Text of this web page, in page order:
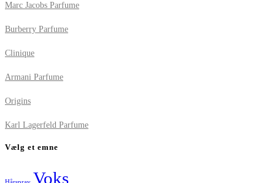
Marc Jacobs Parfume
Burberry Parfume
Clinique
Armani Parfume
Origins
Karl Lagerfeld Parfume
Vælg et emne
Voks